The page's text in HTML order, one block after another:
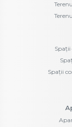
Spații
Spații